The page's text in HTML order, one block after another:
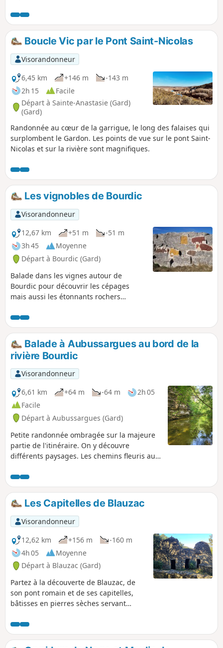
l’ombre.
Boucle Vic par le Pont Saint-Nicolas
Visorandonneur
6,45 km
+146 m
-143 m
2h 15
Facile
Départ à Sainte-Anastasie (Gard)
(Gard)
Randonnée au cœur de la garrigue, le long des falaises qui
surplombent le Gardon. Les points de vue sur le pont Saint-
Nicolas et sur la rivière sont magnifiques.
Les vignobles de Bourdic
Visorandonneur
12,67 km
+51 m
-51 m
3h 45
Moyenne
Départ à Bourdic (Gard)
Balade dans les vignes autour de
Bourdic pour découvrir les cépages
mais aussi les étonnants rochers
carrière romaine.
Balade à Aubussargues au bord de la
rivière Bourdic
Visorandonneur
6,61 km
+64 m -64 m
2h 05
Facile
Départ à Aubussargues (Gard)
Petite randonnée ombragée sur la majeure
partie de l'itinéraire. On y découvre
différents paysages. Les chemins fleuris aux
avec la proximité de la rivière. À faire en
groupe ou en famille. Attention entre le
point (7) et (8), où l'on marche sur la route
goudronnée.
Les Capitelles de Blauzac
Visorandonneur
12,62 km
+156 m
-160 m
4h 05
Moyenne
Départ à Blauzac (Gard)
Partez à la découverte de Blauzac, de
son pont romain et de ses capitelles,
bâtisses en pierres sèches servant
agriculteurs.